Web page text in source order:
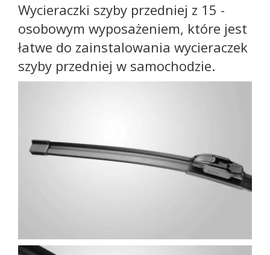
Wycieraczki szyby przedniej z 15 -
osobowym wyposażeniem, które jest
łatwe do zainstalowania wycieraczek
szyby przedniej w samochodzie.